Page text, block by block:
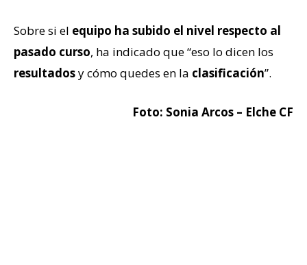
Sobre si el equipo ha subido el nivel respecto al
pasado curso, ha indicado que “eso lo dicen los
resultadosy cómo quedes en la clasificación”.
Foto: Sonia Arcos – Elche CF